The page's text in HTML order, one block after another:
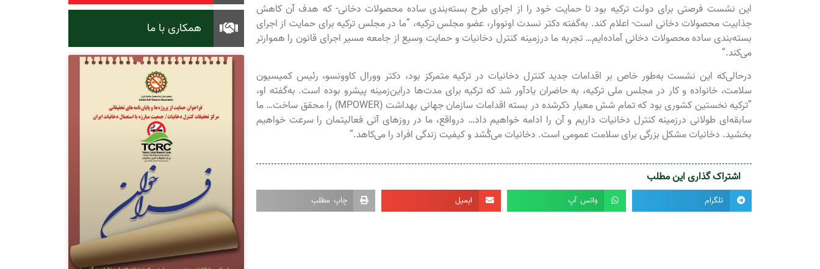
این نشست فرصتی برای دولت ترکیه بود تا حمایت خود را از اجرای طرح بسته‌بندی ساده محصولات دخانی- که هدف آن کاهش
جذابیت محصولات دخانی است- اعلام کند. به‌گفته دکتر نسدت اونووار، عضو مجلس ترکیه، ”ما در مجلس ترکیه برای حمایت از اجرای
بسته‌بندی ساده محصولات دخانی آماده‌ایم… تجربه ما درزمینه کنترل دخانیات و حمایت وسیع از جامعه مسیر اجرای قانون را هموارتر
می‌کند.“
درحالی‌که این نشست به‌طور خاص بر اقدامات جدید کنترل دخانیات در ترکیه متمرکز بود، دکتر وورال کاوونسو، رئیس کمیسیون
سلامت، خانواده و کار در مجلس ملی ترکیه، به حاضران یادآور شد که ترکیه برای مدت‌ها دراین‌زمینه پیشرو بوده است. به‌گفته او،
”ترکیه نخستین کشوری بود که تمام شش معیار ذکرشده در بسته اقدامات سازمان جهانی بهداشت (MPOWER) را محقق ساخت… ما
سابقه‌ای طولانی درزمینه کنترل دخانیات داریم و آن را ادامه خواهیم داد… درواقع، ما در روزهای آتی فعالیتمان را سرعت خواهیم
بخشید. دخانیات مشکل بزرگی برای سلامت عمومی است. دخانیات می‌کُشد و کیفیت زندگی افراد را می‌کاهد.“
اشتراک گذاری این مطلب
تلگرام واتس آپ ایمیل چاپ مطلب
همکاری با ما